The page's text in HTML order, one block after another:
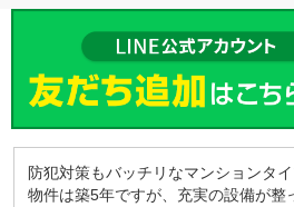
防犯対策もバッチリなマンションタ
物件は築5年ですが、充実の設備が整